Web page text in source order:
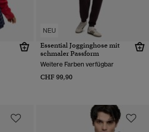
NEU
Essential Jogginghose mit
schmaler Passform
Weitere Farben verfügbar
CHF 99,90